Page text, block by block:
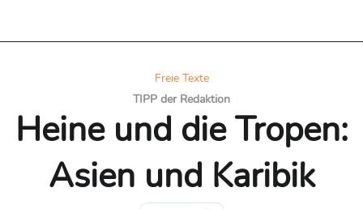
Freie Texte
TIPP der Redaktion
Heine und die Tropen:
Asien und Karibik